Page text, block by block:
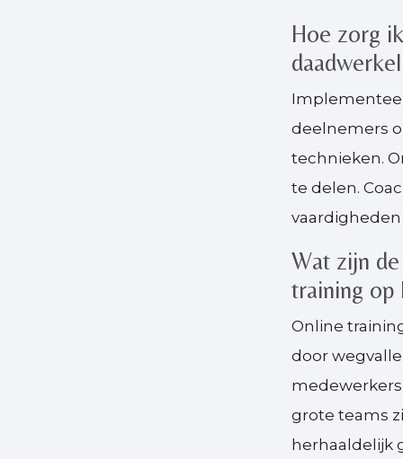
Hoe zorg
deelnemers
technieken.
te delen.
Wat zijn
training op
Online
door
grote teams
herhaaldelijk